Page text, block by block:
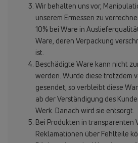
Wir behalten uns vor,
unserem Ermessen zu
10% bei Ware in
Ware, deren Verpackung
ist.
Beschädigte Ware kann nicht
werden. Wurde diese trotzdem
gesendet, so verbleibt diese
ab der Verständigung des
Werk. Danach wird sie entsorgt.
Bei Produkten in transparenten
Reklamationen über Fehlteile